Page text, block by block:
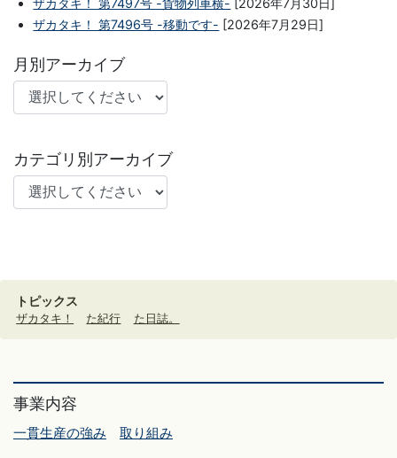
ザカタキ！ 第7496号 -移動です- [2026年7月29日]
月別アーカイブ
カテゴリ別アーカイブ
トピックス
ザカタキ！ た紀行 た日誌。
事業内容
一貫生産の強み 取り組み